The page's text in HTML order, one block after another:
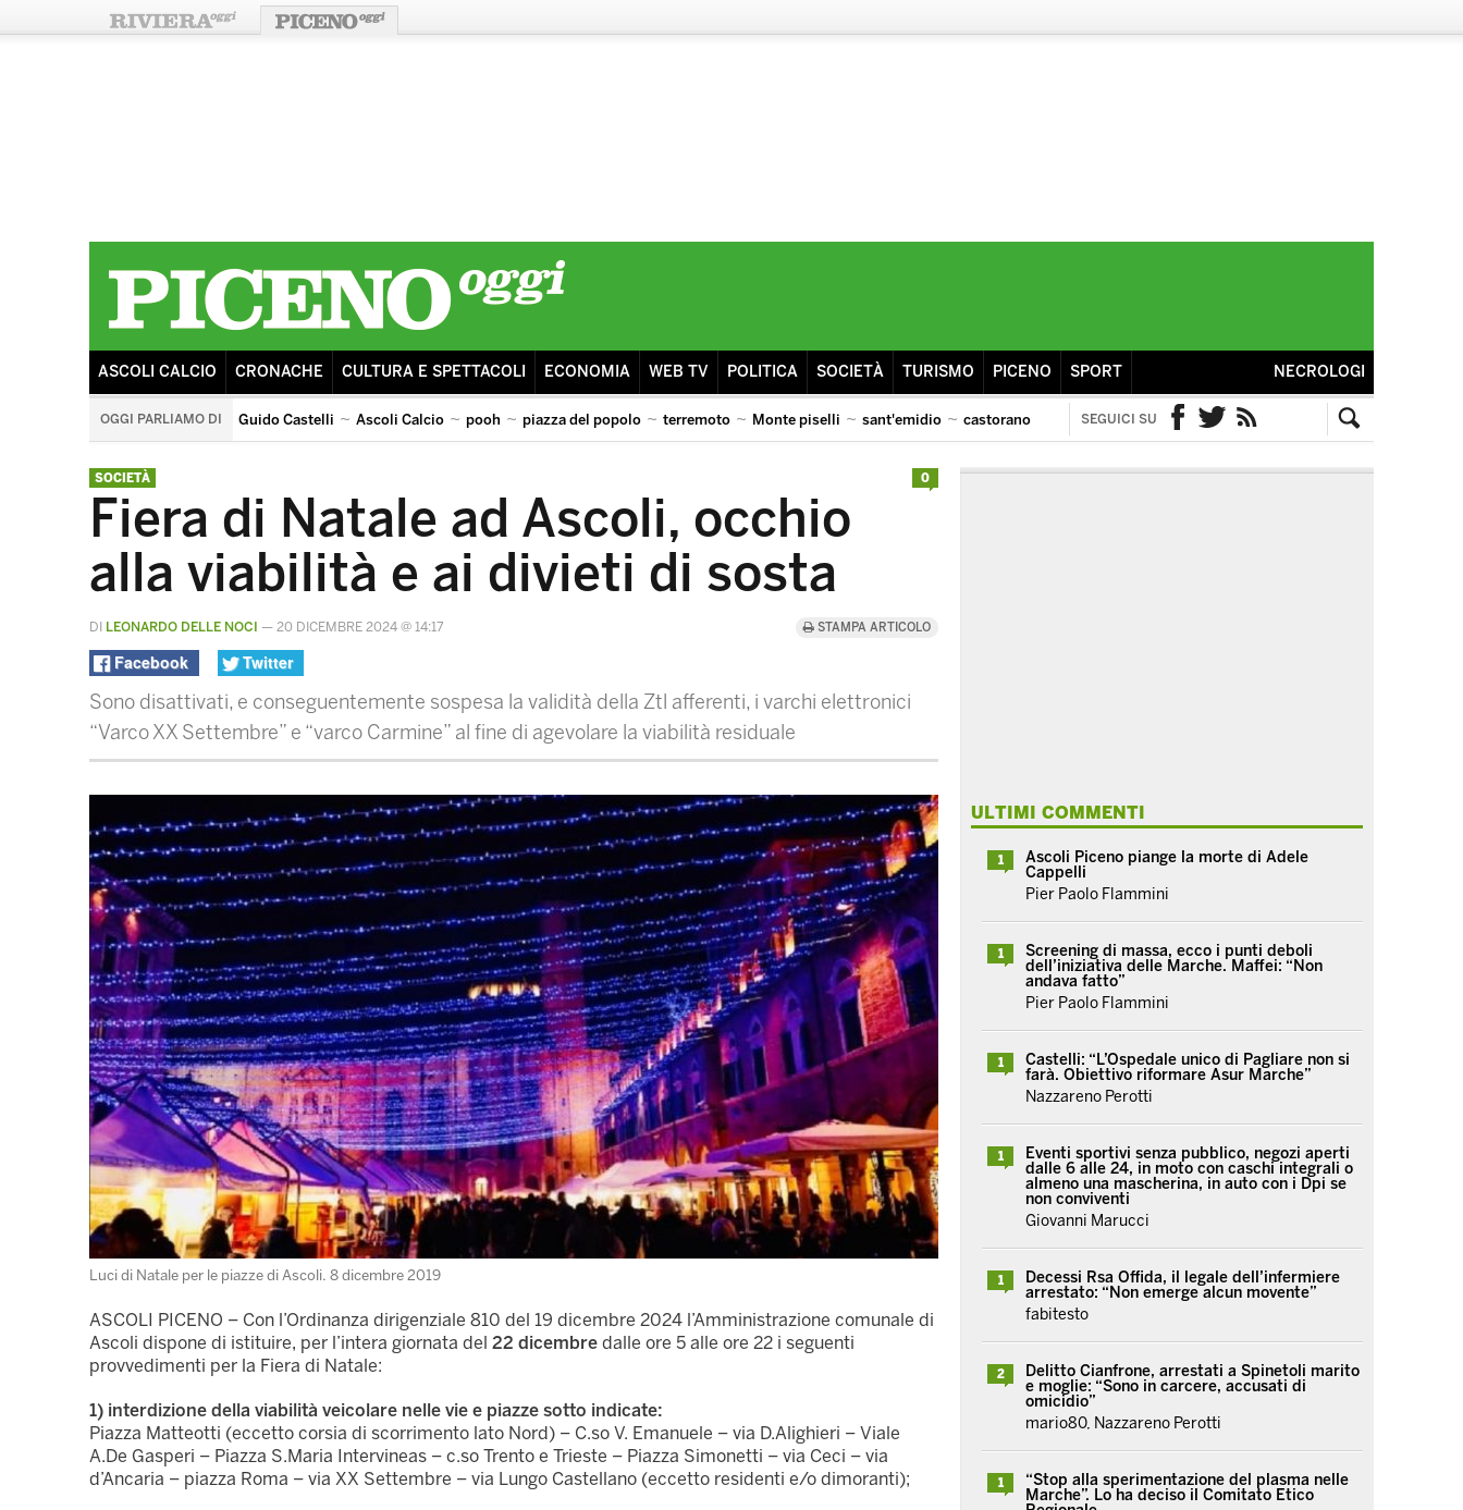
ASCOLI CALCIO CRONACHE CULTURA E SPETTACOLI ECONOMIA WEB TV POLITICA SOCIETÀ TURISMO PICENO SPORT NECROLOGI
OGGI PARLIAMO DI Guido Castelli Ascoli Calcio pooh piazza del popolo terremoto Monte piselli sant'emidio castorano
arengo
SEGUICI SU
SOCIETÀ
Fiera di Natale ad Ascoli, occhio
alla viabilità e ai divieti di sosta
DI LEONARDO DELLE NOCI — 20 DICEMBRE 2024 @ 14:17 STAMPA ARTICOLO
Facebook Twitter
Sono disattivati, e conseguentemente sospesa la validità della Ztl afferenti, i varchi elettronici
“Varco XX Settembre” e “varco Carmine” al fine di agevolare la viabilità residuale
Luci di Natale per le piazze di Ascoli. 8 dicembre 2019
ASCOLI PICENO – Con l’Ordinanza dirigenziale 810 del 19 dicembre 2024 l’Amministrazione comunale di
Ascoli dispone di istituire, per l’intera giornata del 22 dicembre dalle ore 5 alle ore 22 i seguenti
provvedimenti per la Fiera di Natale:
1) interdizione della viabilità veicolare nelle vie e piazze sotto indicate:
Piazza Matteotti (eccetto corsia di scorrimento lato Nord) – C.so V. Emanuele – via D.Alighieri – Viale
A.De Gasperi – Piazza S.Maria Intervineas – c.so Trento e Trieste – Piazza Simonetti – via Ceci – via
d’Ancaria – piazza Roma – via XX Settembre – via Lungo Castellano (eccetto residenti e/o dimoranti);
0
ULTIMI COMMENTI
1
Ascoli Piceno piange la morte di Adele
Cappelli
Pier Paolo Flammini
1
Screening di massa, ecco i punti deboli
dell’iniziativa delle Marche. Maffei: “Non
andava fatto”
Pier Paolo Flammini
1
Castelli: “L’Ospedale unico di Pagliare non si
farà. Obiettivo riformare Asur Marche”
Nazzareno Perotti
1
Eventi sportivi senza pubblico, negozi aperti
dalle 6 alle 24, in moto con caschi integrali o
almeno una mascherina, in auto con i Dpi se
non conviventi
Giovanni Marucci
1
Decessi Rsa Offida, il legale dell’infermiere
arrestato: “Non emerge alcun movente”
fabitesto
2
Delitto Cianfrone, arrestati a Spinetoli marito
e moglie: “Sono in carcere, accusati di
omicidio”
mario80, Nazzareno Perotti
1
“Stop alla sperimentazione del plasma nelle
Marche”. Lo ha deciso il Comitato Etico